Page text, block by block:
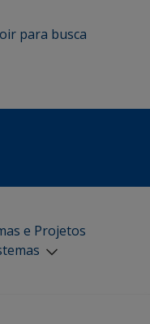
ir para busca
e Projetos